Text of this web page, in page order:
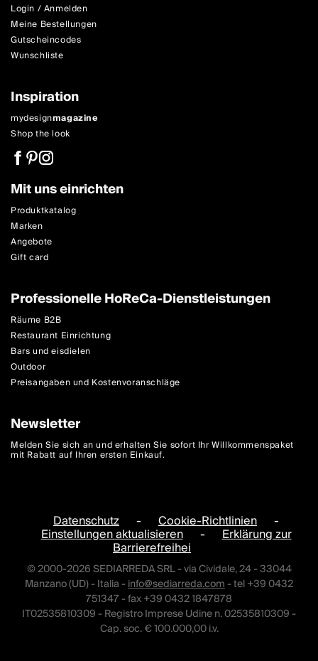
Login / Anmelden
Meine Bestellungen
Gutscheincodes
Wunschliste
Inspiration
mydesignmagazine
Shop the look
Mit uns einrichten
Produktkatalog
Marken
Angebote
Gift card
Professionelle HoReCa-Dienstleistungen
Räume B2B
Restaurant Einrichtung
Bars und eisdielen
Outdoor
Preisangaben und Kostenvoranschläge
Newsletter
Melden Sie sich an und erhalten Sie sofort Ihr Willkommenspaket
mit Rabatt auf Ihren ersten Einkauf.
Datenschutz - Cookie-Richtlinien -
Einstellungen aktualisieren - Erklärung zur
Barrierefreihei
© 2000-2026 SEDIARREDA SRL - via Cividale, 24 - 33044
Manzano (UD) - Italia -info@sediarreda.com- tel +39 0432
751347 - fax +39 0432 1847878
IT02535810309 - Registro Imprese Udine n. 02535810309 -
Cap. soc. € 100.000,00 i.v.